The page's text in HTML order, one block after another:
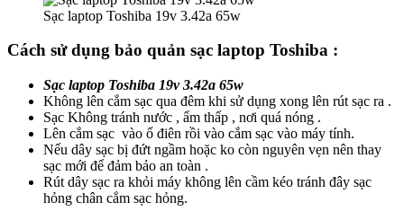
Sạc laptop Toshiba 19v 3.42a 65w
Cách sử dụng bảo quản sạc laptop Toshiba :
Sạc laptop Toshiba 19v 3.42a 65w
Không lên cắm sạc qua đêm khi sử dụng xong lên rút sạc ra .
Sạc Không tránh nước , ẩm thấp , nơi quá nóng .
Lên cắm sạc vào ổ điên rồi vào cắm sạc vào máy tính.
Nếu dây sạc bị đứt ngầm hoặc ko còn nguyên vẹn nên thay
sạc mới để đảm bảo an toàn .
Rút dây sạc ra khỏi máy không lên cầm kéo tránh đây sạc
hỏng chân cắm sạc hỏng.